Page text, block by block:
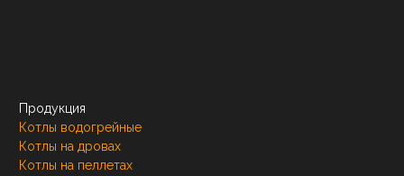
Продукция
Котлы водогрейные
Котлы на дровах
Котлы на пеллетах